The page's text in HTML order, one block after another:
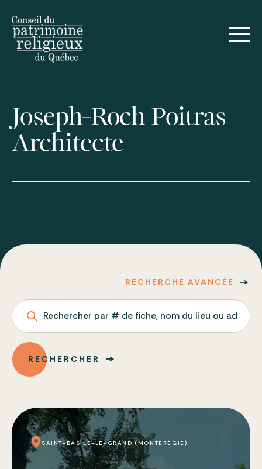
Joseph-Roch Poitras
Architecte
RECHERCHE AVANCÉE
Rechercher par # de fiche, nom du lieu ou adresse
RECHERCHER
SAINT-BASILE-LE-GRAND (MONTÉRÉGIE)